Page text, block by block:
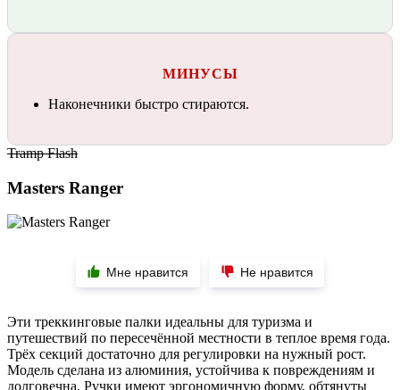
МИНУСЫ
Наконечники быстро стираются.
Tramp Flash
Masters Ranger
Мне нравится Не нравится
Эти треккинговые палки идеальны для туризма и
путешествий по пересечённой местности в теплое время года.
Трёх секций достаточно для регулировки на нужный рост.
Модель сделана из алюминия, устойчива к повреждениям и
долговечна. Ручки имеют эргономичную форму, обтянуты